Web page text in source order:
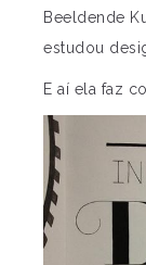
Beeldende
estudou
E aí ela faz